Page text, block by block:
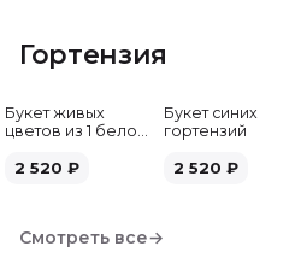
Гортензия
Букет живых
цветов из 1 белой
2 520 ₽
Букет синих
гортензий
2 520 ₽
Смотреть все→